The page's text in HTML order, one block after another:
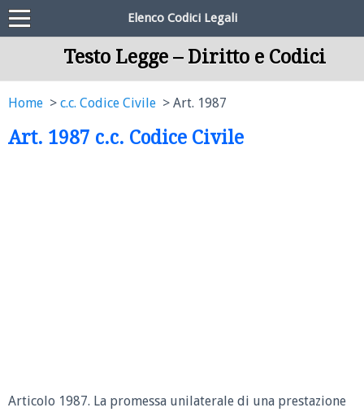
Elenco Codici Legali
Testo Legge – Diritto e Codici
Home c.c. Codice Civile Art. 1987
Art. 1987 c.c. Codice Civile
Articolo 1987. La promessa unilaterale di una prestazione